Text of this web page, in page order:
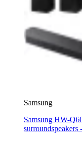
Samsung
Samsung HW-
surroundspeakers